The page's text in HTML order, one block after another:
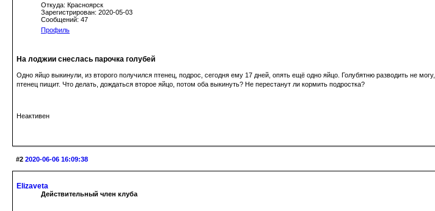
Откуда: Красноярск
Зарегистрирован: 2020-05-03
Сообщений: 47
Профиль
На лоджии снеслась парочка голубей
Одно яйцо выкинули, из второго получился птенец, подрос, сегодня ему 17 дней, опять ещё одно яйцо. Голубятню разводить не
птенец пищит. Что делать, дождаться второе яйцо, потом оба выкинуть? Не перестанут ли кормить подростка?
Неактивен
#2 2020-06-06 16:09:38
Elizaveta
Действительный член клуба